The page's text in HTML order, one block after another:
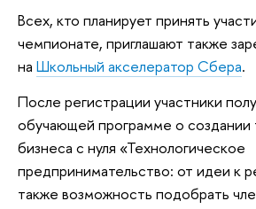
Всех, кто планирует принять
чемпионате, приглашают также
на Школьный акселератор Сбера.
После регистрации участники
обучающей программе о создании
бизнеса с нуля «Технологическое
предпринимательство: от идеи к
также возможность подобрать